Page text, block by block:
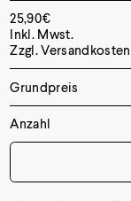
25,90€
Inkl. Mwst.
Zzgl.Versandkosten
Grundpreis
Anzahl